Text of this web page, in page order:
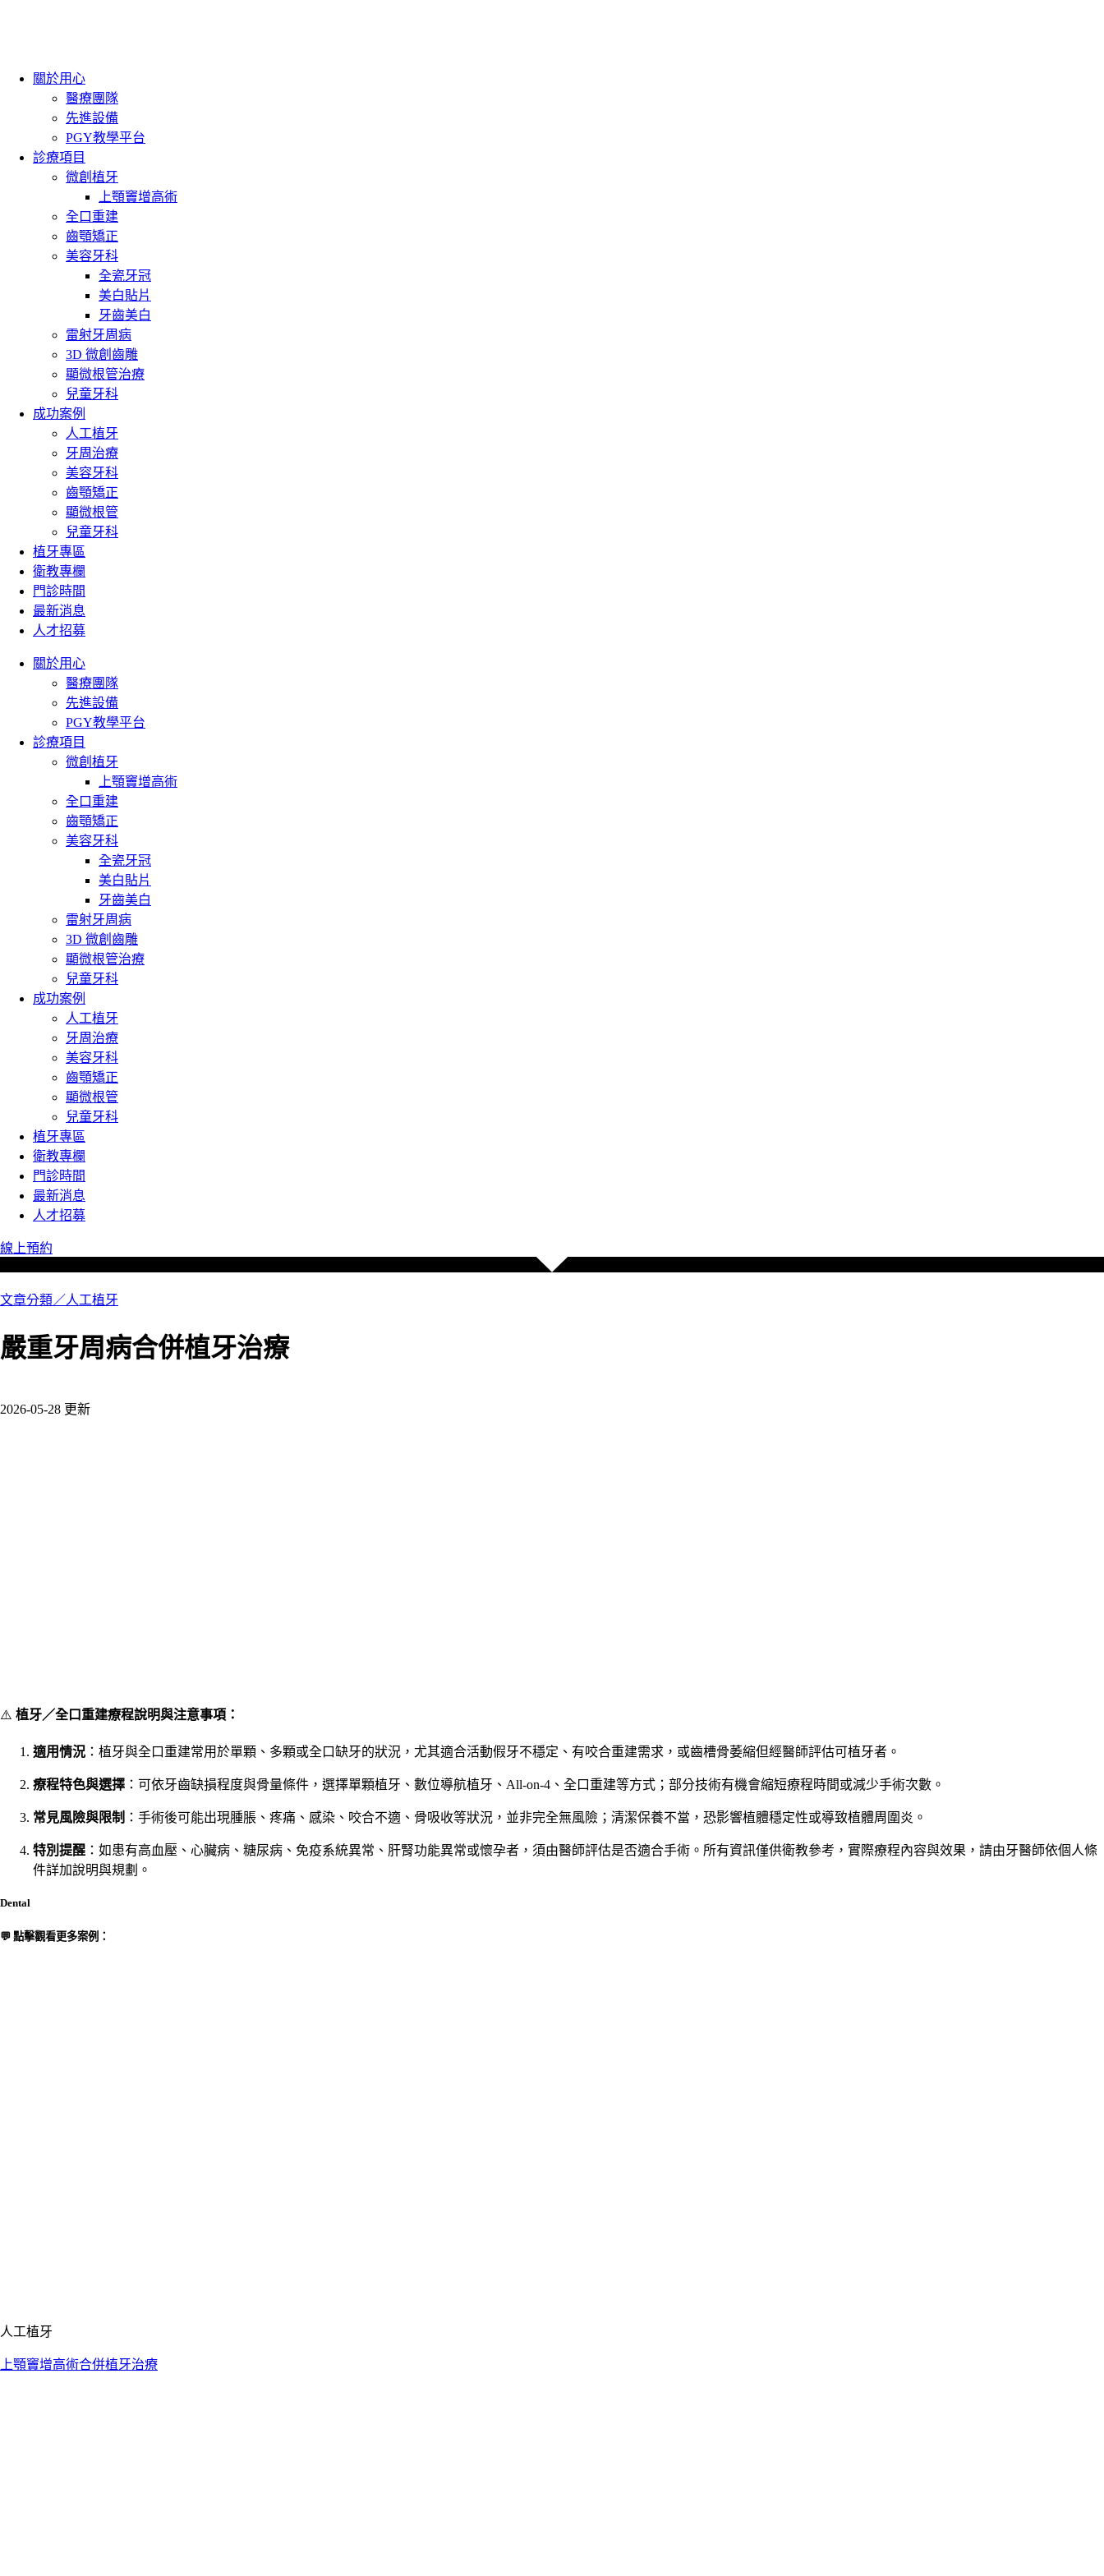
關於用心
醫療團隊
先進設備
PGY教學平台
診療項目
微創植牙
上顎竇增高術
全口重建
齒顎矯正
美容牙科
全瓷牙冠
美白貼片
牙齒美白
雷射牙周病
3D 微創齒雕
顯微根管治療
兒童牙科
成功案例
人工植牙
牙周治療
美容牙科
齒顎矯正
顯微根管
兒童牙科
植牙專區
衛教專欄
門診時間
最新消息
人才招募
關於用心
醫療團隊
先進設備
PGY教學平台
診療項目
微創植牙
上顎竇增高術
全口重建
齒顎矯正
美容牙科
全瓷牙冠
美白貼片
牙齒美白
雷射牙周病
3D 微創齒雕
顯微根管治療
兒童牙科
成功案例
人工植牙
牙周治療
美容牙科
齒顎矯正
顯微根管
兒童牙科
植牙專區
衛教專欄
門診時間
最新消息
人才招募
線上預約
文章分類／人工植牙
嚴重牙周病合併植牙治療
2026-05-28 更新
⚠️ 植牙／全口重建療程說明與注意事項：
適用情況 ：植牙與全口重建常用於單顆、多顆或全口缺牙的狀況，尤其適合活動假牙不穩定、有咬合重建需求，或齒槽骨萎縮但經醫師評估可植牙者。
療程特色與選擇 ：可依牙齒缺損程度與骨量條件，選擇單顆植牙、數位導航植牙、All-on-4、全口重建等方式；部分技術有機會縮短療程時間或減少手術次數。
常見風險與限制 ：手術後可能出現腫脹、疼痛、感染、咬合不適、骨吸收等狀況，並非完全無風險；清潔保養不當，恐影響植體穩定性或導致植體周圍炎。
特別提醒 ：如患有高血壓、心臟病、糖尿病、免疫系統異常、肝腎功能異常或懷孕者，須由醫師評估是否適合手術。所有資訊僅供衛教參考，實際療程內容與效果，請由牙醫師依個人條
件詳加說明與規劃。
Dental
💬 點擊觀看更多案例：
人工植牙
上顎竇增高術合併植牙治療